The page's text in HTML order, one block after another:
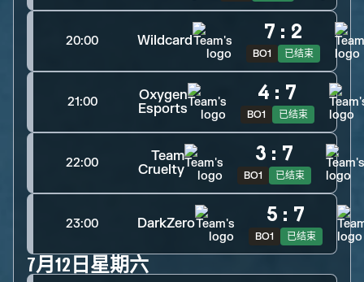
20:00 Wildcard 7 : 2
BO1 已结束
21:00
Oxygen
Esports
4 : 7
BO1 已结束
22:00
Team
Cruelty
3 : 7
BO1 已结束
23:00 DarkZero 5 : 7
BO1 已结束
7月12日星期六